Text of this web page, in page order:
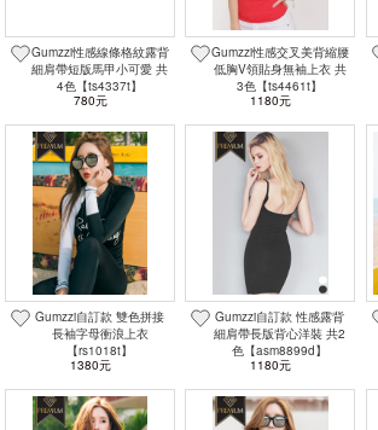
Gumzzi性感線條格紋露背
細肩帶短版馬甲小可愛 共
4色【ts4337t】
780元
Gumzzi性感交叉美背縮腰
低胸V領貼身無袖上衣 共
3色【ts4461t】
1180元
Gumzzi自訂款 雙色拼接
長袖字母衝浪上衣
【rs1018t】
1380元
Gumzzi自訂款 性感露背
細肩帶長版背心洋裝 共2
色【asm8899d】
1180元